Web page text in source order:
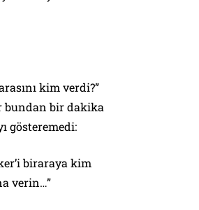
kim verdi?”
bundan bir dakika
gösteremedi:
biraraya kim
verin…”